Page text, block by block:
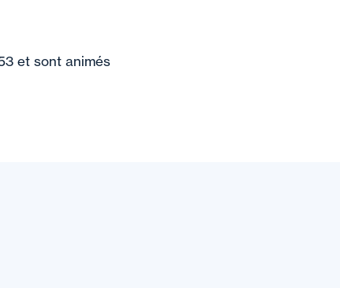
et sont animés